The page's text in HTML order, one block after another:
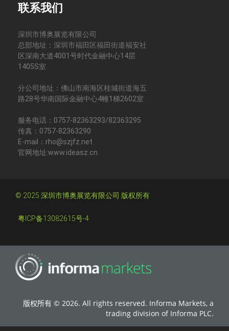
联系我们
深圳市博奥展览有限公司
总部地址：深圳市福田区福田街道福安社
区深南大道4001号时代金融中心14层
1405S室
分公司地址：佛山市南海区桂城街道海五
路28号华南国际金融中心4幢1梯2602室
服务电话：0757-82363293/82363295
传真：0757-82363290
E-mail：rho@szjfz.net
官网地址:www.ideasz.cn
© 2025 深圳市博奥展览有限公司 版权所有
粤ICP备13082615号-4
版权所有 © 2026. All rights reserved. Informa Markets, a
trading division of Informa PLC.